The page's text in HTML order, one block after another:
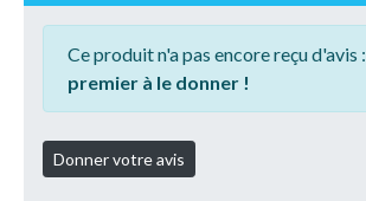
Ce produit n'a pas encore reçu d'avis :
premier à le donner !